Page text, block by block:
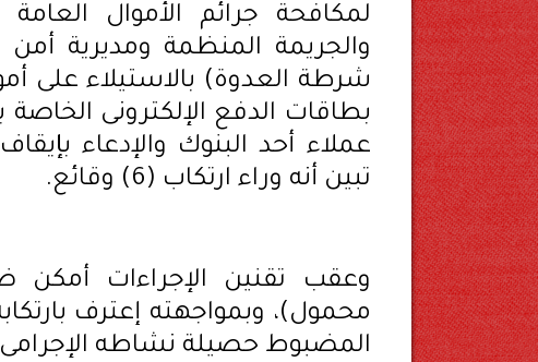
لمكافحة جرائم الأموال
والجريمة المنظمة ومديرية
شرطة العدوة) بالاستيلاء على
بطاقات الدفع الإلكترونى
عملاء أحد البنوك والإدعاء
تبين أنه وراء ارتكاب (6) وقائع.
محمول)، وبمواجهته إعترف
المضبوط حصيلة نشاطه الإجرامى